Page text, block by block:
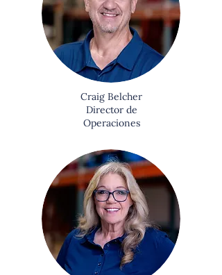
Craig Belcher
Director de
Operaciones